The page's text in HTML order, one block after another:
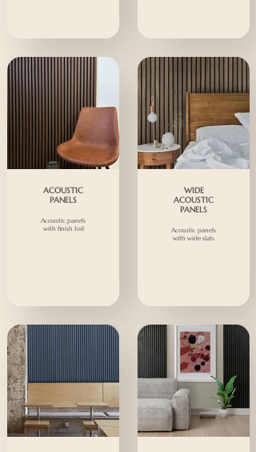
ACOUSTIC
PANELS
Acoustic panels
with finish foil
WIDE
ACOUSTIC
PANELS
Acoustic panels
with wide slats